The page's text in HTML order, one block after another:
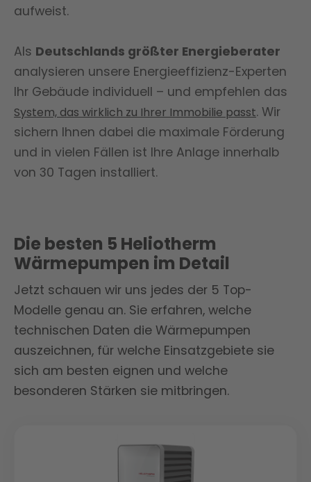
aufweist.
Als Deutschlands größter Energieberater
analysieren unsere Energieeffizienz-Experten
Ihr Gebäude individuell – und empfehlen das
System, das wirklich zu Ihrer Immobilie passt. Wir
sichern Ihnen dabei die maximale Förderung
und in vielen Fällen ist Ihre Anlage innerhalb
von 30 Tagen installiert.
Die besten 5 Heliotherm
Wärmepumpen im Detail
Jetzt schauen wir uns jedes der 5 Top-
Modelle genau an. Sie erfahren, welche
technischen Daten die Wärmepumpen
auszeichnen, für welche Einsatzgebiete sie
sich am besten eignen und welche
besonderen Stärken sie mitbringen.